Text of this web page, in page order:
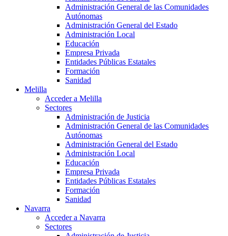
Administración General de las Comunidades
Autónomas
Administración General del Estado
Administración Local
Educación
Empresa Privada
Entidades Públicas Estatales
Formación
Sanidad
Melilla
Acceder a Melilla
Sectores
Administración de Justicia
Administración General de las Comunidades
Autónomas
Administración General del Estado
Administración Local
Educación
Empresa Privada
Entidades Públicas Estatales
Formación
Sanidad
Navarra
Acceder a Navarra
Sectores